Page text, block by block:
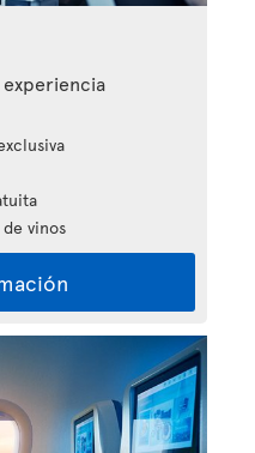
experiencia
vinos